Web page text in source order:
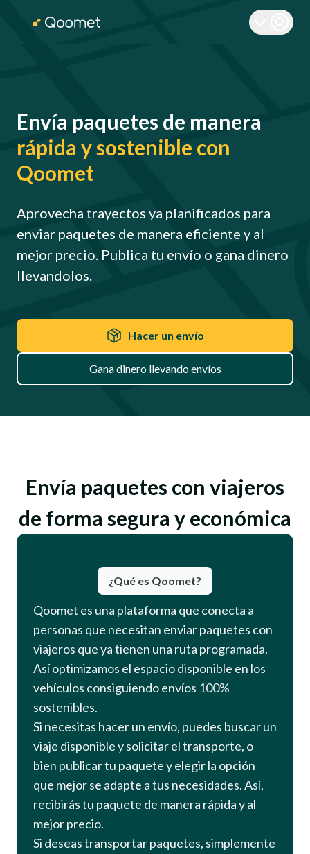
Envía paquetes de manera
rápida y sostenible con
Qoomet
Aprovecha trayectos ya planificados para
enviar paquetes de manera eficiente y al
mejor precio. Publica tu envío o gana dinero
llevandolos.
Hacer un envío
Gana dinero llevando envíos
Envía paquetes con viajeros
de forma segura y económica
¿Qué es Qoomet?
Qoomet es una plataforma que conecta a
personas que necesitan enviar paquetes con
viajeros que ya tienen una ruta programada.
Así optimizamos el espacio disponible en los
vehículos consiguiendo envíos 100%
sostenibles.
Si necesitas hacer un envío, puedes buscar un
viaje disponible y solicitar el transporte, o
bien publicar tu paquete y elegir la opción
que mejor se adapte a tus necesidades. Así,
recibirás tu paquete de manera rápida y al
mejor precio.
Si deseas transportar paquetes, simplemente